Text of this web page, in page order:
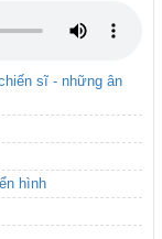
sĩ - những ân
hình